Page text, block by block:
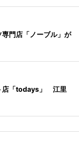
門店「ノーブル」が
店「todays」 江里